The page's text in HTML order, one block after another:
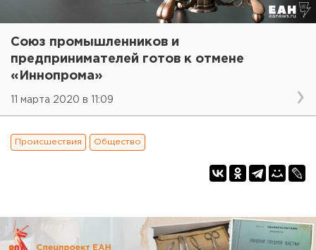
Союз промышленников и
предпринимателей готов к отмене
«Иннопрома»
11 марта 2020 в 11:09
Происшествия Общество